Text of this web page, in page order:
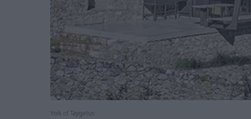
Yoik of Taygetus